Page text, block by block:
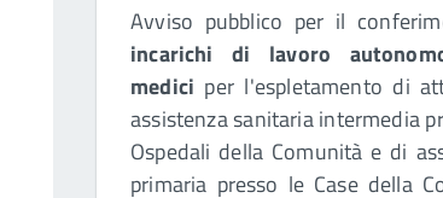
Avviso pubblico per il
incarichi di lavoro
medici per l'espletamento di
assistenza sanitaria intermedia
Ospedali della Comunità e di
primaria presso le Case della